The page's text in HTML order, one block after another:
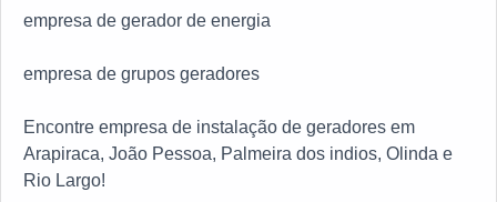
empresa de gerador de energia
empresa de grupos geradores
Encontre empresa de instalação de geradores em
Arapiraca, João Pessoa, Palmeira dos indios, Olinda e
Rio Largo!